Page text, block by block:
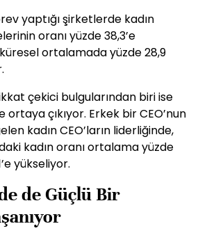
yaptığı şirketlerde kadın
oranı yüzde 38,3’e
ortalamada yüzde 28,9
çekici bulgularından biri ise
ortaya çıkıyor. Erkek bir CEO’nun
kadın CEO’ların liderliğinde,
kadın oranı ortalama yüzde
yükseliyor.
de Güçlü Bir